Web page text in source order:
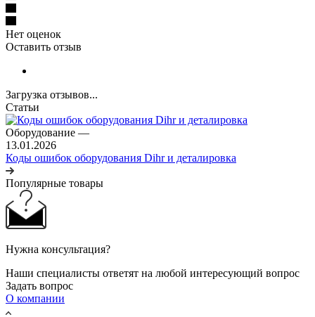
Нет оценок
Оставить отзыв
Загрузка отзывов...
Статьи
Оборудование —
13.01.2026
Коды ошибок оборудования Dihr и деталировка
Популярные товары
Нужна консультация?
Наши специалисты ответят на любой интересующий вопрос
Задать вопрос
О компании